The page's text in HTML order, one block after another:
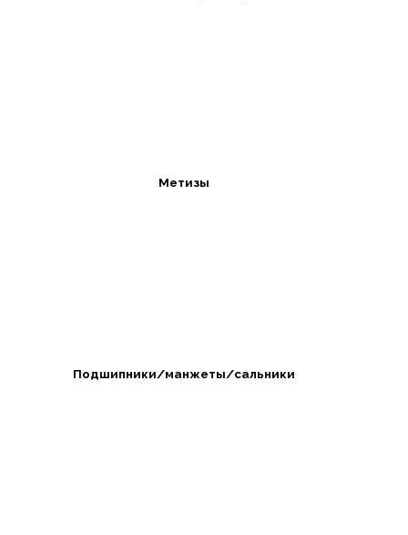
Метизы
Подшипники/манжеты/сальники